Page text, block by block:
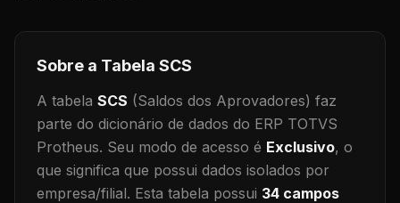
Sobre a Tabela SCS
A tabela SCS (Saldos dos Aprovadores) faz
parte do dicionário de dados do ERP TOTVS
Protheus. Seu modo de acesso é Exclusivo, o
que significa que possui dados isolados por
empresa/filial. Esta tabela possui 34 campos